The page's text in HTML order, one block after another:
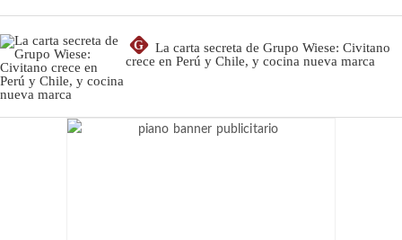
G
La carta secreta de Grupo Wiese: Civitano
crece en Perú y Chile, y cocina nueva marca